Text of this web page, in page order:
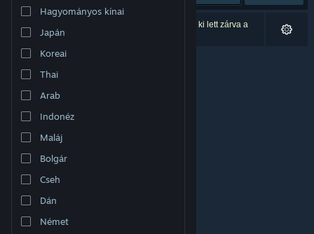
Nyelvváltás
A Steam mobilalkalmazás beszerzése
Asztali weboldalra váltás
Hagyományos kínai
Japán
Koreai
Thai
Arab
Indonéz
Maláj
Bolgár
Cseh
Dán
Német
0 eredmény felel meg a keresésednek. 1 termék ki lett zárva a
beállításaid alapján.